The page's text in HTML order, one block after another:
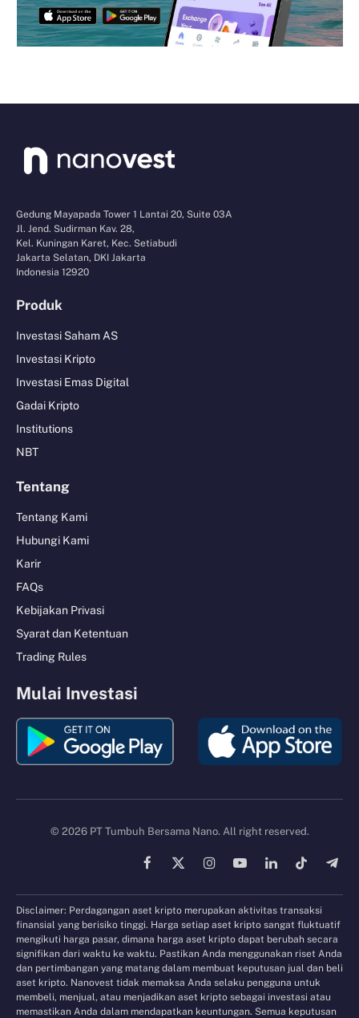
Gedung Mayapada Tower 1 Lantai 20, Suite 03A
Jl. Jend. Sudirman Kav. 28,
Kel. Kuningan Karet, Kec. Setiabudi
Jakarta Selatan, DKI Jakarta
Indonesia 12920
Produk
Investasi Saham AS
Investasi Kripto
Investasi Emas Digital
Gadai Kripto
Institutions
NBT
Tentang
Tentang Kami
Hubungi Kami
Karir
FAQs
Kebijakan Privasi
Syarat dan Ketentuan
Trading Rules
Mulai Investasi
© 2026 PT Tumbuh Bersama Nano. All right reserved.
Facebook
X
InstagramYouTubeLinkedInTikTok
Disclaimer: Perdagangan aset kripto merupakan aktivitas transaksi
finansial yang berisiko tinggi. Harga setiap aset kripto sangat fluktuatif
mengikuti harga pasar, dimana harga aset kripto dapat berubah secara
signifikan dari waktu ke waktu. Pastikan Anda menggunakan riset Anda
dan pertimbangan yang matang dalam membuat keputusan jual dan beli
aset kripto. Nanovest tidak memaksa Anda selaku pengguna untuk
membeli, menjual, atau menjadikan aset kripto sebagai investasi atau
memastikan Anda dalam mendapatkan keuntungan. Semua keputusan